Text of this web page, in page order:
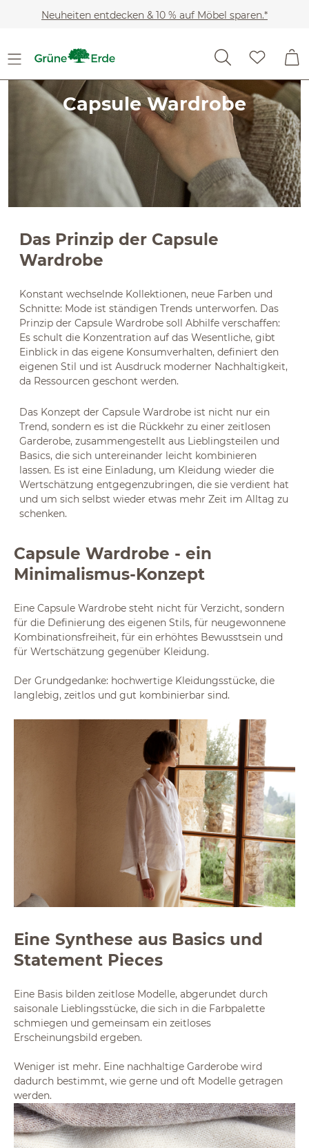
Zum Hauptinhalt springen
Neuheiten entdecken & 10 % auf Möbel sparen.*
Capsule Wardrobe
Das Prinzip der Capsule
Wardrobe
Konstant wechselnde Kollektionen, neue Farben und
Schnitte: Mode ist ständigen Trends unterworfen. Das
Prinzip der Capsule Wardrobe soll Abhilfe verschaffen:
Es schult die Konzentration auf das Wesentliche, gibt
Einblick in das eigene Konsumverhalten, definiert den
eigenen Stil und ist Ausdruck moderner Nachhaltigkeit,
da Ressourcen geschont werden.
Das Konzept der Capsule Wardrobe ist nicht nur ein
Trend, sondern es ist die Rückkehr zu einer zeitlosen
Garderobe, zusammengestellt aus Lieblingsteilen und
Basics, die sich untereinander leicht kombinieren
lassen. Es ist eine Einladung, um Kleidung wieder die
Wertschätzung entgegenzubringen, die sie verdient hat
und um sich selbst wieder etwas mehr Zeit im Alltag zu
schenken.
Capsule Wardrobe - ein
Minimalismus-Konzept
Eine Capsule Wardrobe steht nicht für Verzicht, sondern
für die Definierung des eigenen Stils, für neugewonnene
Kombinationsfreiheit, für ein erhöhtes Bewusstsein und
für Wertschätzung gegenüber Kleidung.
Der Grundgedanke: hochwertige Kleidungsstücke, die
langlebig, zeitlos und gut kombinierbar sind.
Eine Synthese aus Basics und
Statement Pieces
Eine Basis bilden zeitlose Modelle, abgerundet durch
saisonale Lieblingsstücke, die sich in die Farbpalette
schmiegen und gemeinsam ein zeitloses
Erscheinungsbild ergeben.
Weniger ist mehr. Eine nachhaltige Garderobe wird
dadurch bestimmt, wie gerne und oft Modelle getragen
werden.